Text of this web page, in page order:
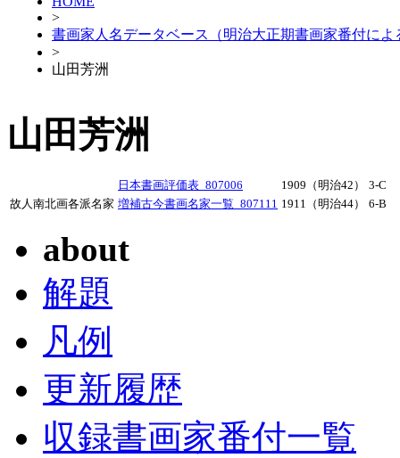
>
書画家人名データベース（明治大正期書画家番付によ
>
山田芳洲
山田芳洲
日本書画評価表_807006 1909（明治42）
3-C
故人南北画各派名家 増補古今書画名家一覧_807111 1911（明治44） 6-B
about
解題
凡例
更新履歴
収録書画家番付一覧